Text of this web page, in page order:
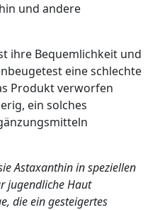
und andere
ihre Bequemlichkeit und
eine schlechte
Produkt verworfen
ein solches
Astaxanthin in speziellen
jugendliche Haut
die ein gesteigertes